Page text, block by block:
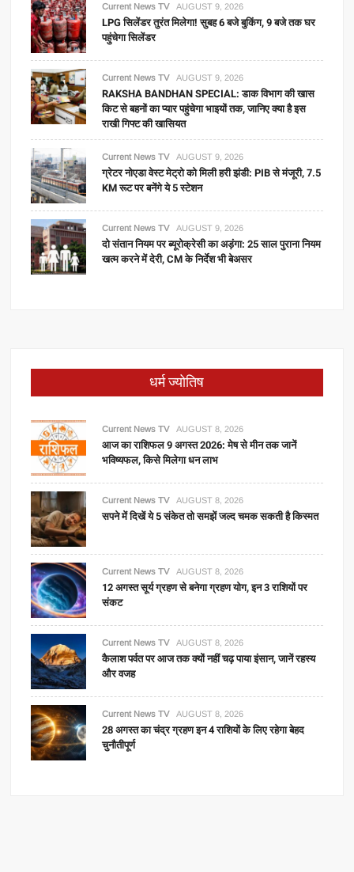
Current News TV AUGUST 9, 2026
LPG सिलेंडर तुरंत मिलेगा! सुबह 6 बजे बुकिंग, 9 बजे तक घर
पहुंचेगा सिलेंडर
Current News TV AUGUST 9, 2026
RAKSHA BANDHAN SPECIAL: डाक विभाग की खास
किट से बहनों का प्यार पहुंचेगा भाइयों तक, जानिए क्या है इस
राखी गिफ्ट की खासियत
Current News TV AUGUST 9, 2026
ग्रेटर नोएडा वेस्ट मेट्रो को मिली हरी झंडी: PIB से मंजूरी, 7.5
KM रूट पर बनेंगे ये 5 स्टेशन
Current News TV AUGUST 9, 2026
दो संतान नियम पर ब्यूरोक्रेसी का अड़ंगा: 25 साल पुराना नियम
खत्म करने में देरी, CM के निर्देश भी बेअसर
धर्म ज्योतिष
Current News TV AUGUST 8, 2026
आज का राशिफल 9 अगस्त 2026: मेष से मीन तक जानें
भविष्यफल, किसे मिलेगा धन लाभ
Current News TV AUGUST 8, 2026
सपने में दिखें ये 5 संकेत तो समझें जल्द चमक सकती है किस्मत
Current News TV AUGUST 8, 2026
12 अगस्त सूर्य ग्रहण से बनेगा ग्रहण योग, इन 3 राशियों पर
संकट
Current News TV AUGUST 8, 2026
कैलाश पर्वत पर आज तक क्यों नहीं चढ़ पाया इंसान, जानें रहस्य
और वजह
Current News TV AUGUST 8, 2026
28 अगस्त का चंद्र ग्रहण इन 4 राशियों के लिए रहेगा बेहद
चुनौतीपूर्ण